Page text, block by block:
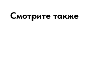
Смотрите также